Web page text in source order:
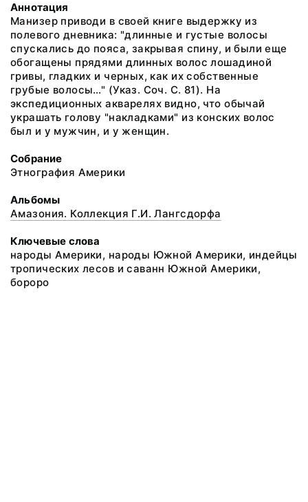
Аннотация
Манизер приводи в своей книге выдержку из
полевого дневника: "длинные и густые волосы
спускались до пояса, закрывая спину, и были еще
обогащены прядями длинных волос лошадиной
гривы, гладких и черных, как их собственные
грубые волосы…" (Указ. Соч. С. 81). На
экспедиционных акварелях видно, что обычай
украшать голову "накладками" из конских волос
был и у мужчин, и у женщин.
Собрание
Этнография Америки
Альбомы
Амазония. Коллекция Г.И. Лангсдорфа
Ключевые слова
народы Америки, народы Южной Америки, индейцы
тропических лесов и саванн Южной Америки,
бороро